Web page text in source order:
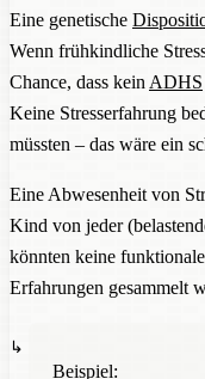
Eine genetische
Wenn frühkindliche
Chance, dass kein ADHS
Keine Stresserfahrung
müssten – das wäre ein
Eine Abwesenheit von
Kind von jeder
könnten keine
Erfahrungen gesammelt
Beispiel: